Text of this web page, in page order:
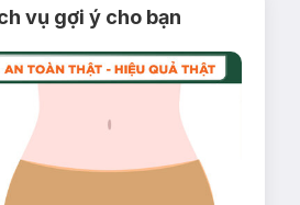
vụ gợi ý cho bạn